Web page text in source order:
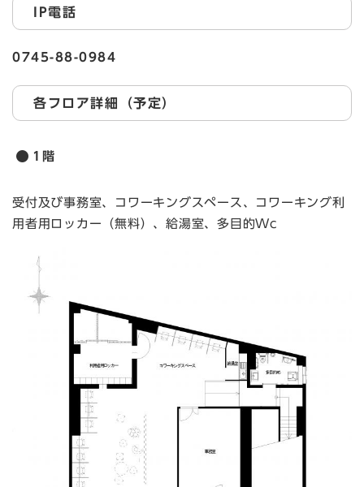
IP電話
0745-88-0984
各フロア詳細（予定）
1階
受付及び事務室、コワーキングスペース、コワーキング利
用者用ロッカー（無料）、給湯室、多目的Wc